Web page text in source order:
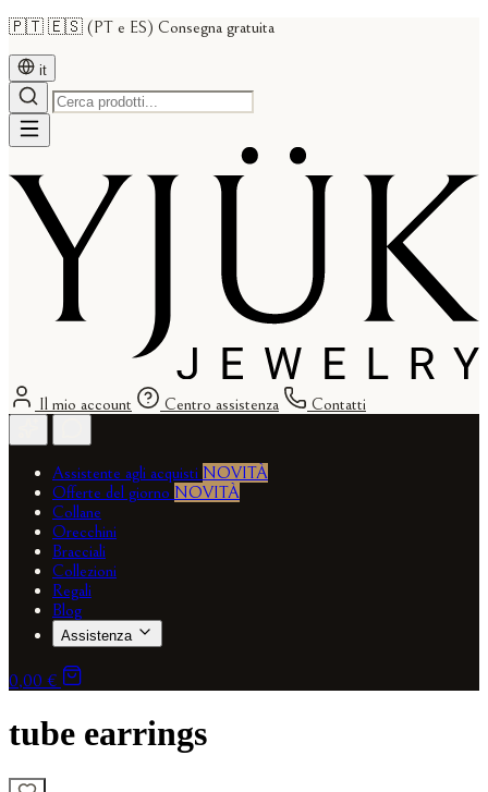
🇵🇹 🇪🇸 (PT e ES) Consegna gratuita
it
Il mio account Centro assistenza Contatti
Assistente agli acquisti NOVITÀ
Offerte del giorno NOVITÀ
Collane
Orecchini
Bracciali
Collezioni
Regali
Blog
Assistenza
0,00 €
tube earrings